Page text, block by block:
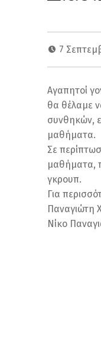
7
Αγαπητοί
θα θέλαμε
συνθηκών,
μαθήματα.
Σε
μαθήματα,
γκρουπ.
Για
Παναγιώτη
Νίκο